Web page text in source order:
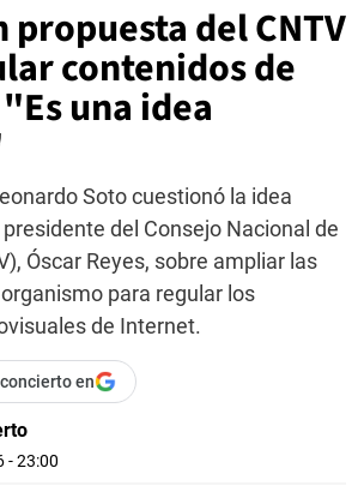
propuesta del CNTV
contenidos de
una idea
Soto cuestionó la idea
del Consejo Nacional de
Óscar Reyes, sobre ampliar las
para regular los
de Internet.
en
- 23:00